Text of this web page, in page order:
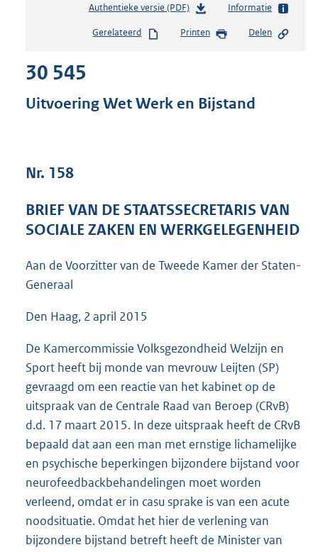
Authentieke versie (PDF)b
s
s
e
:
8
Informatie
Gerelateerd Printen Delen
30 545
Uitvoering Wet Werk en Bijstand
Nr. 158
BRIEF VAN DE STAATSSECRETARIS VAN
SOCIALE ZAKEN EN WERKGELEGENHEID
Aan de Voorzitter van de Tweede Kamer der Staten-
Generaal
Den Haag, 2 april 2015
De Kamercommissie Volksgezondheid Welzijn en
Sport heeft bij monde van mevrouw Leijten (SP)
gevraagd om een reactie van het kabinet op de
uitspraak van de Centrale Raad van Beroep (CRvB)
d.d. 17 maart 2015. In deze uitspraak heeft de CRvB
bepaald dat aan een man met ernstige lichamelijke
en psychische beperkingen bijzondere bijstand voor
neurofeedbackbehandelingen moet worden
verleend, omdat er in casu sprake is van een acute
noodsituatie. Omdat het hier de verlening van
bijzondere bijstand betreft heeft de Minister van